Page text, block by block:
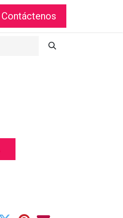
Contáctenos